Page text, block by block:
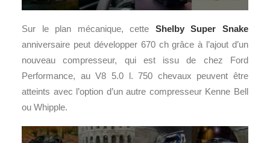
Sur le plan mécanique, cette Shelby Super Snake
anniversaire peut développer 670 ch grâce à l’ajout d’un
nouveau compresseur, qui est issu de chez Ford
Performance, au V8 5.0 l. 750 chevaux peuvent être
atteints avec l’option d’un autre compresseur Kenne Bell
ou Whipple.